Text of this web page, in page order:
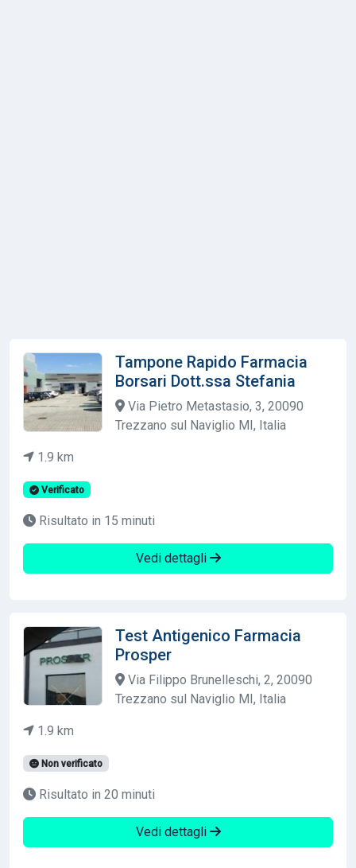
Tampone Rapido Farmacia
Borsari Dott.ssa Stefania
Via Pietro Metastasio, 3, 20090
Trezzano sul Naviglio MI, Italia
1.9 km
Verificato
Risultato in 15 minuti
Vedi dettagli
Test Antigenico Farmacia
Prosper
Via Filippo Brunelleschi, 2, 20090
Trezzano sul Naviglio MI, Italia
1.9 km
Non verificato
Risultato in 20 minuti
Vedi dettagli